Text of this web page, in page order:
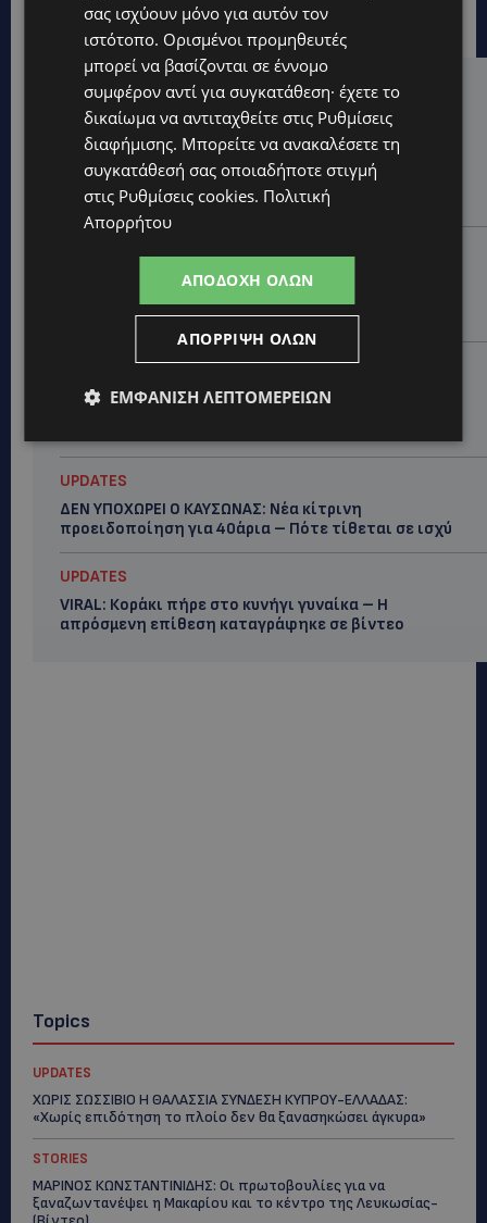
Hot this week
UPDATES
ΧΩΡΙΣ ΣΩΣΣΙΒΙΟ Η ΘΑΛΑΣΣΙΑ ΣΥΝΔΕΣΗ ΚΥΠΡΟΥ-
ΕΛΛΑΔΑΣ: «Χωρίς επιδότηση το πλοίο δεν θα
ξανασηκώσει άγκυρα»
ΜΑΡΙΝΟΣ ΚΩΝΣΤΑΝΤΙΝΙΔΗΣ: Οι πρωτοβουλίες για να
Λευκωσίας-(Βίντεο)
ΤΡΟΧΑΙΟ ΣΤΗΝ ΛΕΥΚΩΣΙΑ: Χειροπέδες και στη σύζυγο
UPDATES
ΔΕΝ ΥΠΟΧΩΡΕΙ Ο ΚΑΥΣΩΝΑΣ: Νέα κίτρινη
προειδοποίηση για 40άρια – Πότε τίθεται σε ισχύ
UPDATES
VIRAL: Κοράκι πήρε στο κυνήγι γυναίκα – Η
απρόσμενη επίθεση καταγράφηκε σε βίντεο
Topics
UPDATES
ΧΩΡΙΣ ΣΩΣΣΙΒΙΟ Η ΘΑΛΑΣΣΙΑ ΣΥΝΔΕΣΗ ΚΥΠΡΟΥ-ΕΛΛΑΔΑΣ:
«Χωρίς επιδότηση το πλοίο δεν θα ξανασηκώσει άγκυρα»
STORIES
ΜΑΡΙΝΟΣ ΚΩΝΣΤΑΝΤΙΝΙΔΗΣ: Οι πρωτοβουλίες για να
ξαναζωντανέψει η Μακαρίου και το κέντρο της Λευκωσίας-
σας ισχύουν μόνο για αυτόν τον
ιστότοπο. Ορισμένοι προμηθευτές
μπορεί να βασίζονται σε έννομο
συμφέρον αντί για συγκατάθεση· έχετε το
δικαίωμα να αντιταχθείτε στις Ρυθμίσεις
διαφήμισης. Μπορείτε να ανακαλέσετε τη
συγκατάθεσή σας οποιαδήποτε στιγμή
στις Ρυθμίσεις cookies. Πολιτική
Απορρήτου
ΑΠΟΔΟΧΉ ΌΛΩΝ
ΑΠΌΡΡΙΨΗ ΌΛΩΝ
ΕΜΦΆΝΙΣΗ ΛΕΠΤΟΜΕΡΕΙΏΝ